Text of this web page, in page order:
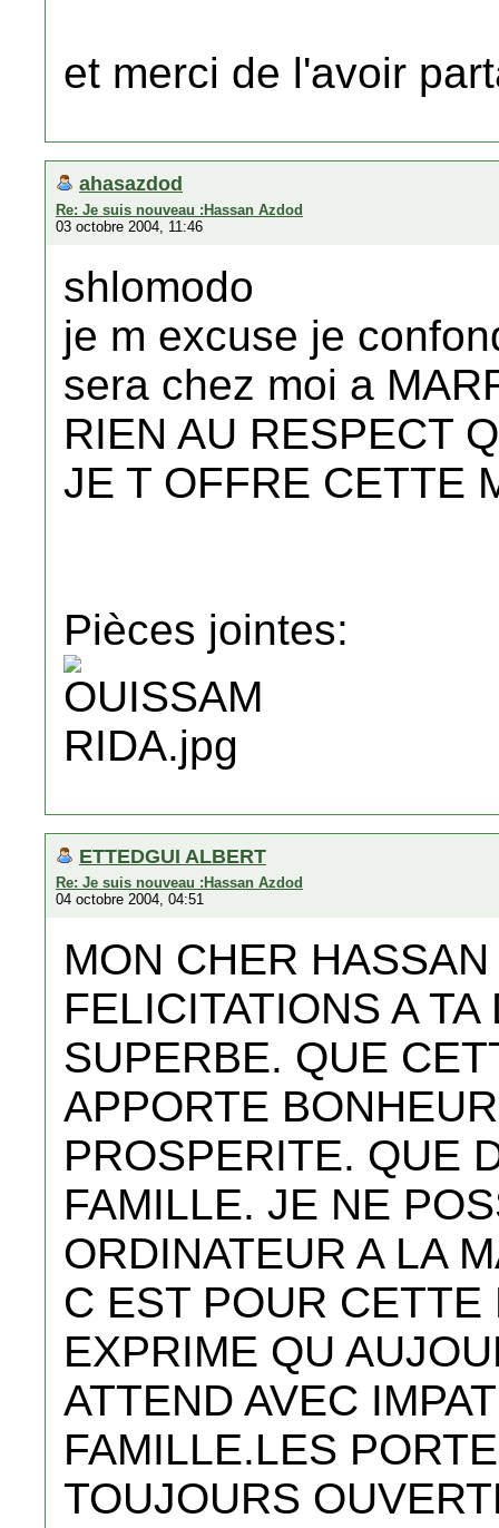
et merci de l'avoir
ahasazdod
Re: Je suis nouveau :Hassan Azdod
03 octobre 2004, 11:46
shlomodo
je m excuse je
sera chez moi a
RIEN AU RESPECT
JE T OFFRE CETTE
Pièces jointes:
ETTEDGUI ALBERT
Re: Je suis nouveau :Hassan Azdod
04 octobre 2004, 04:51
MON CHER
FELICITATIONS A
SUPERBE. QUE
APPORTE
PROSPERITE. QUE
FAMILLE. JE NE
ORDINATEUR A LA
C EST POUR
EXPRIME QU
ATTEND AVEC
FAMILLE.LES
TOUJOURS